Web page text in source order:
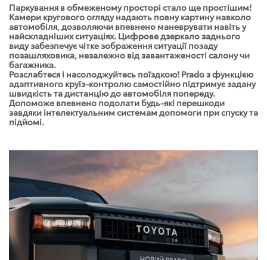
Паркування в обмеженому просторі стало ще простішим!
Камери кругового огляду надають повну картину навколо
автомобіля, дозволяючи впевнено маневрувати навіть у
найскладніших ситуаціях. Цифрове дзеркало заднього
виду забезпечує чітке зображення ситуації позаду
позашляховика, незалежно від завантаженості салону чи
багажника.
Розслабтеся і насолоджуйтесь поїздкою! Prado з функцією
адаптивного круїз-контролю самостійно підтримує задану
швидкість та дистанцію до автомобіля попереду.
Допоможе впевнено подолати будь-які перешкоди
завдяки інтелектуальним системам допомоги при спуску та
підйомі.